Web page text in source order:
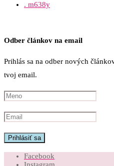
. m638y
Odber článkov na email
Prihlás sa na odber nových
tvoj email.
Facebook